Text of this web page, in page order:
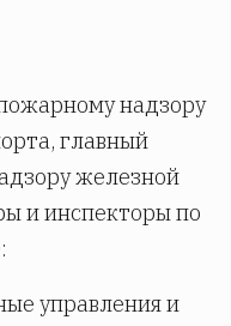
надзору
главный
железной
и инспекторы по
управления и